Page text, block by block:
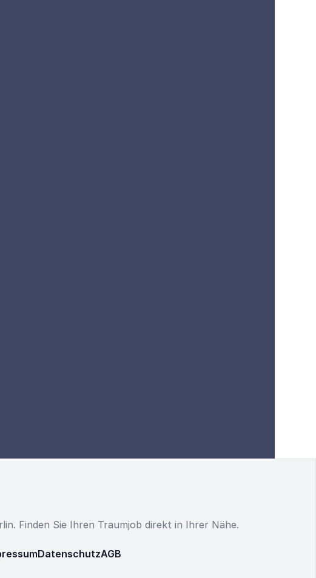
Finden Sie Ihren Traumjob direkt in Ihrer Nähe.
DatenschutzAGB